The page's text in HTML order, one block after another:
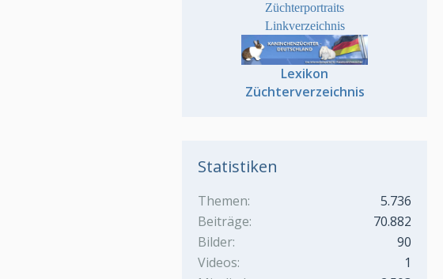
Züchterportraits
Linkverzeichnis
Lexikon
Züchterverzeichnis
Statistiken
Themen
5.736
Beiträge
70.882
Bilder
90
Videos
1